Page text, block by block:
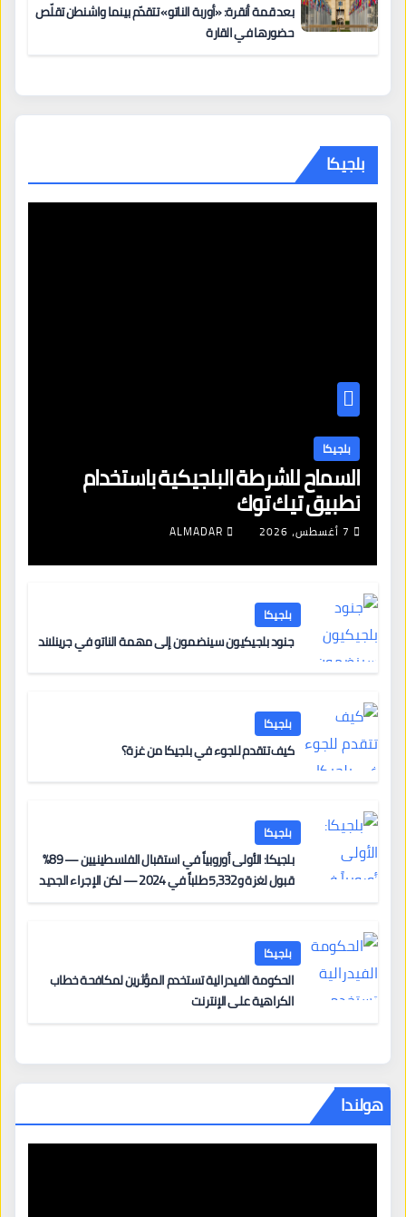
بعد قمة أنقرة: «أوربة الناتو» تتقدّم بينما واشنطن تقلّص
حضورها في القارة
بلجيكا
بلجيكا
السماح للشرطة البلجيكية باستخدام
تطبيق تيك توك
7 أغسطس، 2026 ALMADAR
بلجيكا
جنود بلجيكيون سينضمون إلى مهمة الناتو في جرينلاند
بلجيكا
كيف تتقدم للجوء في بلجيكا من غزة؟
بلجيكا
بلجيكا: الأولى أوروبياً في استقبال الفلسطينيين — 89%
قبول لغزة و5,332 طلباً في 2024 — لكن الإجراء الجديد
بلجيكا
الحكومة الفيدرالية تستخدم المؤثرين لمكافحة خطاب
الكراهية على الإنترنت
هولندا